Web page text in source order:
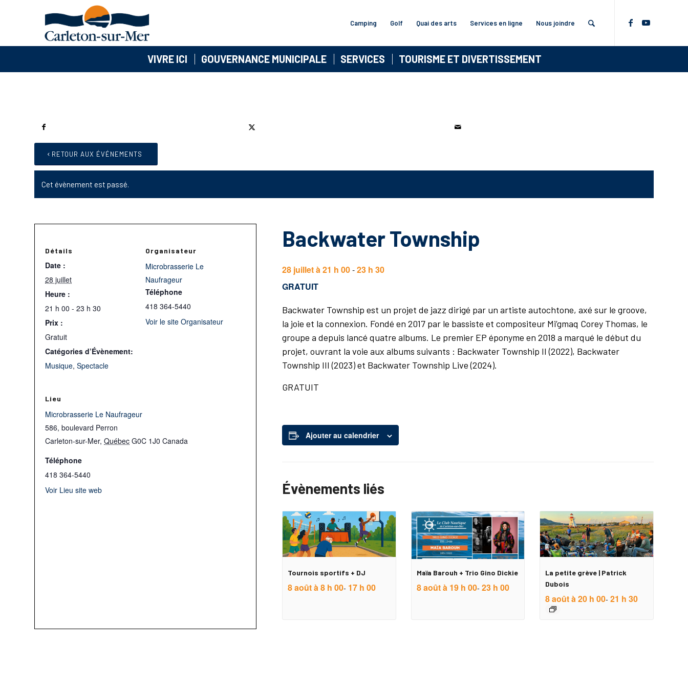
Camping Golf Quai des arts Services en ligne Nous joindre
VIVRE ICI GOUVERNANCE MUNICIPALE SERVICES TOURISME ET DIVERTISSEMENT
RETOUR AUX ÉVÉNEMENTS
Cet évènement est passé.
Backwater Township
28 juillet à 21 h 00-23 h 30
GRATUIT
Backwater Township est un projet de jazz dirigé par un artiste autochtone, axé sur le groove,
la joie et la connexion. Fondé en 2017 par le bassiste et compositeur Mi’gmaq Corey Thomas, le
groupe a depuis lancé quatre albums. Le premier EP éponyme en 2018 a marqué le début du
projet, ouvrant la voie aux albums suivants : Backwater Township II (2022), Backwater
Township III (2023) et Backwater Township Live (2024).
GRATUIT
Ajouter au calendrier
Évènements liés
Tournois sportifs + DJ
8 août à 8 h 00- 17 h 00
Maïa Barouh + Trio Gino Dickie
8 août à 19 h 00- 23 h 00
La petite grève | Patrick
Dubois
8 août à 20 h 00- 21 h 30
Détails
Date :
28 juillet
Heure :
21 h 00 - 23 h 30
Prix :
Gratuit
Catégories d’Évènement:
Musique, Spectacle
Organisateur
Microbrasserie Le
Naufrageur
Téléphone
418 364-5440
Voir le site Organisateur
Lieu
Microbrasserie Le Naufrageur
586, boulevard Perron
Carleton-sur-Mer, Québec G0C 1J0 Canada
Téléphone
418 364-5440
Voir Lieu site web